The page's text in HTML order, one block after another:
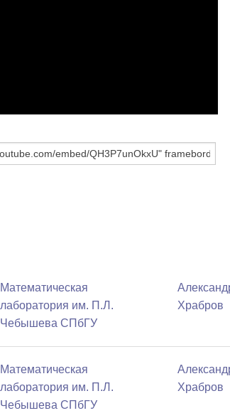
Математичеcкая
лаборатория им. П.Л.
Чебышева СПбГУ
Храбров
Математичеcкая
лаборатория им. П.Л.
Чебышева СПбГУ
Храбров